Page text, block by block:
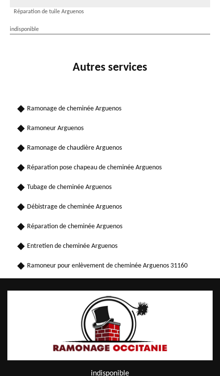
Réparation de tuile Arguenos
indisponible
Autres services
Ramonage de cheminée Arguenos
Ramoneur Arguenos
Ramonage de chaudière Arguenos
Réparation pose chapeau de cheminée Arguenos
Tubage de cheminée Arguenos
Débistrage de cheminée Arguenos
Réparation de cheminée Arguenos
Entretien de cheminée Arguenos
Ramoneur pour enlèvement de cheminée Arguenos 31160
indisponible